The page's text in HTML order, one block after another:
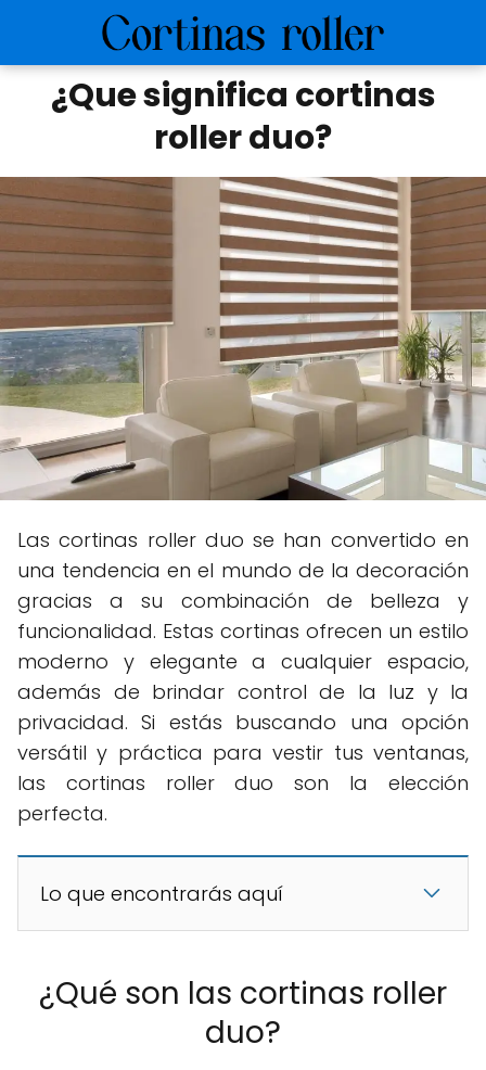
¿Que significa cortinas
roller duo?
Las cortinas roller duo se han convertido en
una tendencia en el mundo de la decoración
gracias a su combinación de belleza y
funcionalidad. Estas cortinas ofrecen un estilo
moderno y elegante a cualquier espacio,
además de brindar control de la luz y la
privacidad. Si estás buscando una opción
versátil y práctica para vestir tus ventanas,
las cortinas roller duo son la elección
perfecta.
Lo que encontrarás aquí
¿Qué son las cortinas roller
duo?